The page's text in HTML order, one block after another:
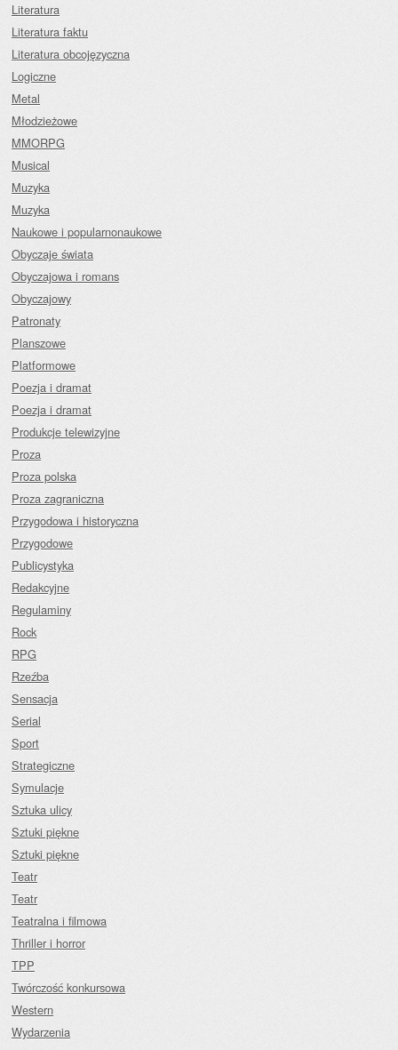
Literatura
Literatura faktu
Literatura obcojęzyczna
Logiczne
Metal
Młodzieżowe
MMORPG
Musical
Muzyka
Muzyka
Naukowe i popularnonaukowe
Obyczaje świata
Obyczajowa i romans
Obyczajowy
Patronaty
Planszowe
Platformowe
Poezja i dramat
Poezja i dramat
Produkcje telewizyjne
Proza
Proza polska
Proza zagraniczna
Przygodowa i historyczna
Przygodowe
Publicystyka
Redakcyjne
Regulaminy
Rock
RPG
Rzeźba
Sensacja
Serial
Sport
Strategiczne
Symulacje
Sztuka ulicy
Sztuki piękne
Sztuki piękne
Teatr
Teatr
Teatralna i filmowa
Thriller i horror
TPP
Twórczość konkursowa
Western
Wydarzenia